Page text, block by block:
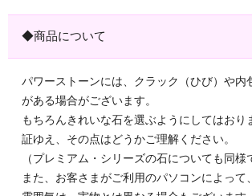
◆商品について
パワーストーンには、クラック（ひび）や内
がある場合がございます。
もちろんきれいな石を選ぶようにしてはおり
証ゆえ、その点はどうかご理解ください。
（プレミアム・シリーズの石についても同様
また、お客さまがご利用のパソコンによって